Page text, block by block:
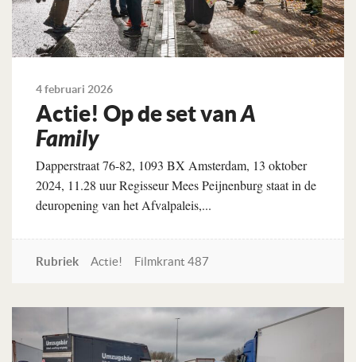
4 februari 2026
Actie! Op de set vanA
Family
Dapperstraat 76-82, 1093 BX Amsterdam, 13 oktober
2024, 11.28 uur Regisseur Mees Peijnenburg staat in de
deuropening van het Afvalpaleis,...
Rubriek Actie! Filmkrant 487
Lees verder